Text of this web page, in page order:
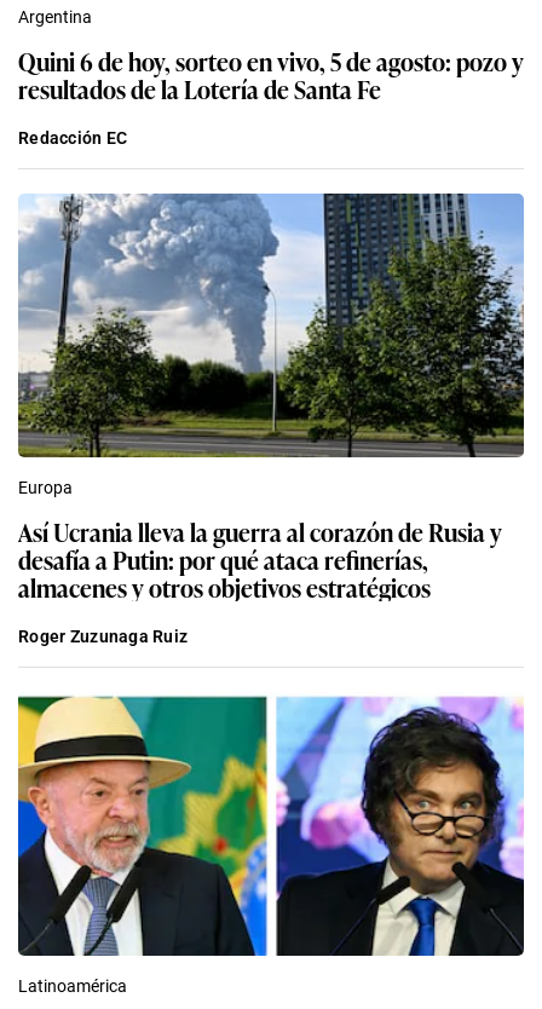
Argentina
Quini 6 de hoy, sorteo en vivo, 5 de agosto: pozo y
resultados de la Lotería de Santa Fe
Redacción EC
Europa
Así Ucrania lleva la guerra al corazón de Rusia y
desafía a Putin: por qué ataca refinerías,
almacenes y otros objetivos estratégicos
Roger Zuzunaga Ruiz
Latinoamérica